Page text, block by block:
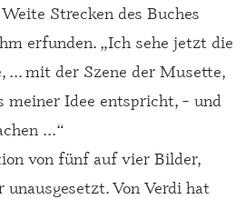
Strecken des Buches
erfunden. „Ich sehe jetzt die
... mit der Szene der Musette,
meiner Idee entspricht, – und
...“
von fünf auf vier Bilder,
Von Verdi hat